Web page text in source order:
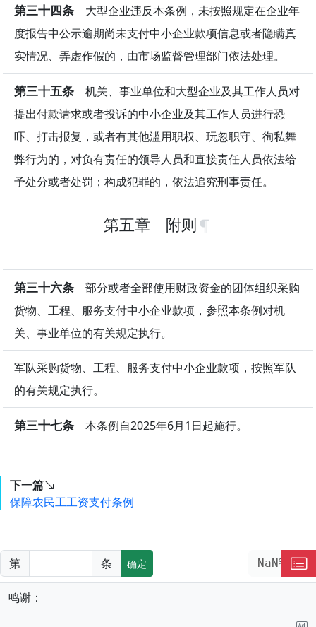
第三十四条 大型企业违反本条例，未按照规定在企业年
度报告中公示逾期尚未支付中小企业款项信息或者隐瞒真
实情况、弄虚作假的，由市场监督管理部门依法处理。
第三十五条 机关、事业单位和大型企业及其工作人员对
提出付款请求或者投诉的中小企业及其工作人员进行恐
吓、打击报复，或者有其他滥用职权、玩忽职守、徇私舞
弊行为的，对负有责任的领导人员和直接责任人员依法给
予处分或者处罚；构成犯罪的，依法追究刑事责任。
第五章 附则
第三十六条 部分或者全部使用财政资金的团体组织采购
货物、工程、服务支付中小企业款项，参照本条例对机
关、事业单位的有关规定执行。
军队采购货物、工程、服务支付中小企业款项，按照军队
的有关规定执行。
第三十七条 本条例自2025年6月1日起施行。
下一篇
保障农民工工资支付条例
第 条 确定 NaN%
鸣谢：